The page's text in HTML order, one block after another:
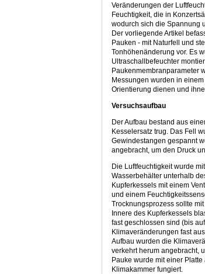
Veränderungen der
Feuchtigkeit, die in
wodurch sich die Spannung
Der vorliegende Artikel
Pauken - mit Naturfell und
Tonhöhenänderung vor. Es
Ultraschallbefeuchter
Paukenmembranparameter
Messungen wurden in
Orientierung dienen und
Versuchsaufbau
Der Aufbau bestand aus
Kesselersatz trug. Das Fell
Gewindestangen gespannt
angebracht, um den Druck
Die Luftfeuchtigkeit wurde
Wasserbehälter unterhalb
Kupferkessels mit einem
und einem
Trocknungsprozess sollte
Innere des Kupferkessels
fast geschlossen sind (bis
Klimaveränderungen fast
Aufbau wurden die
verkehrt herum angebracht,
Pauke wurde mit einer
Klimakammer fungiert.